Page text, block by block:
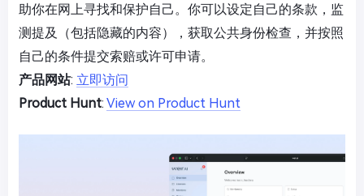
助你在网上寻找和保护自己。你可以设定自己的条款，监
测提及（包括隐藏的内容），获取公共身份检查，并按照
自己的条件提交索赔或许可申请。
产品网站: 立即访问
Product Hunt: View on Product Hunt